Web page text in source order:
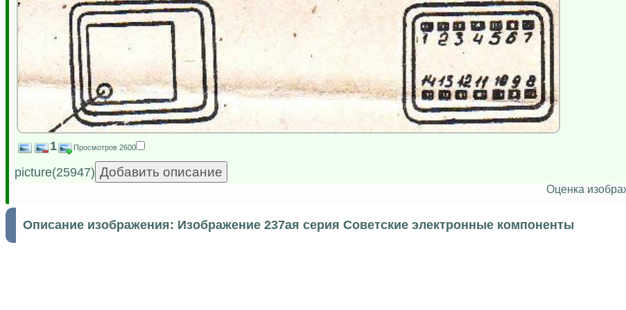
1 Просмотров 2600
picture(25947)
Оценка
Описание изображения: Изображение 237ая серия Советские электронные компоненты